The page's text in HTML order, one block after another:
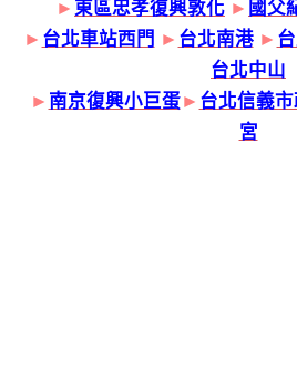
► 東區忠孝復興敦化 ► 國父
► 台北車站西門 ► 台北南港 ►
台北中山
► 南京復興小巨蛋► 台北信義
宮